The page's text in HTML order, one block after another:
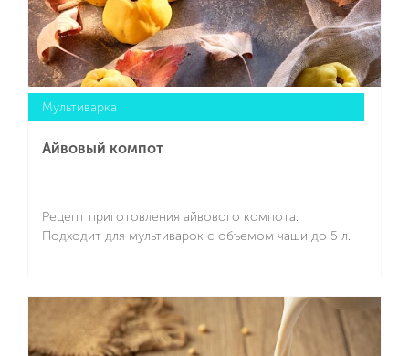
Мультиварка
Айвовый компот
Рецепт приготовления айвового компота.
Подходит для мультиварок с объемом чаши до 5 л.
Подробнее